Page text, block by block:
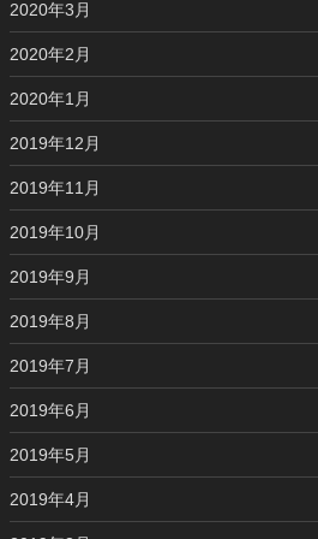
2020年3月
2020年2月
2020年1月
2019年12月
2019年11月
2019年10月
2019年9月
2019年8月
2019年7月
2019年6月
2019年5月
2019年4月